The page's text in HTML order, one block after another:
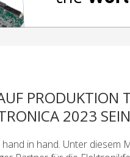
PRODUKTION
2023
in hand. Unter